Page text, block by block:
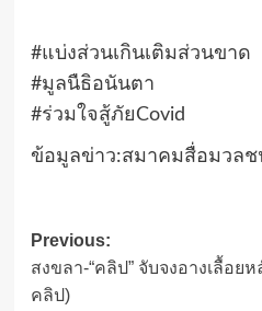
#แบ่งส่วนเกินเติมส่วนขาด
#มูลนืธิอนันตา
#ร่วมใจสู้ภัยCovid
ข้อมูลข่าว:สมาคมสื่อมวลช
Post
navigation
Previous:
สงขลา-“คลิป” จับจงอางเลื้อ
คลิป)